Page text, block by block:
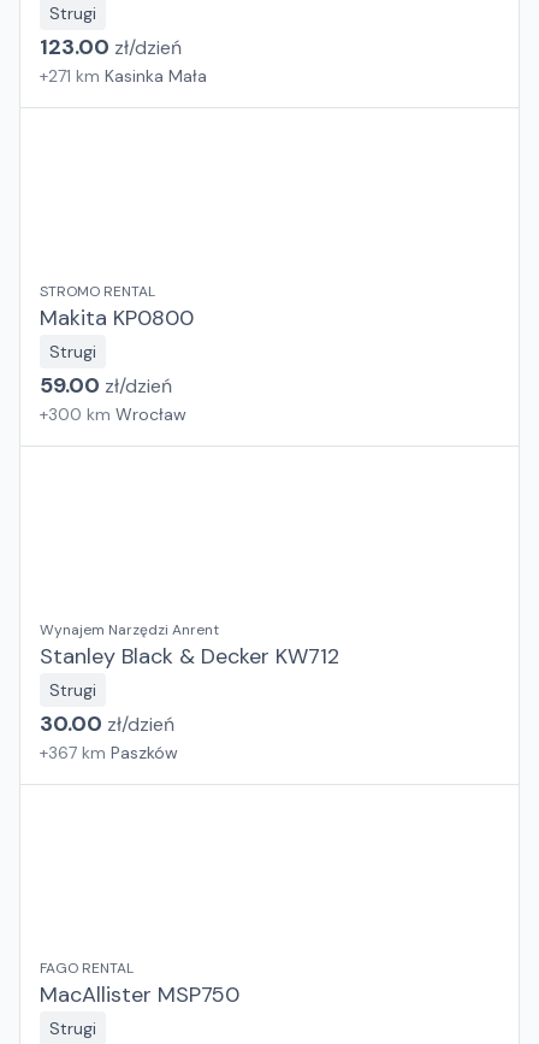
Strugi
123.00 zł/dzień
+271 km Kasinka Mała
STROMO RENTAL
Makita KP0800
Strugi
59.00 zł/dzień
+300 km Wrocław
Wynajem Narzędzi Anrent
Stanley Black & Decker KW712
Strugi
30.00 zł/dzień
+367 km Paszków
FAGO RENTAL
MacAllister MSP750
Strugi